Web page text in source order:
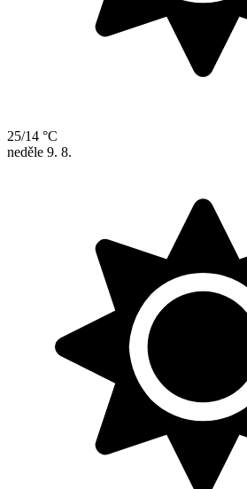
25/14 °C
neděle 9. 8.